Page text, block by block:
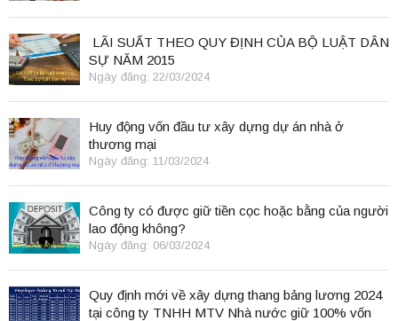
LÃI SUẤT THEO QUY ĐỊNH CỦA BỘ LUẬT DÂN
SỰ NĂM 2015
Ngày đăng: 22/03/2024
Huy động vốn đầu tư xây dựng dự án nhà ở
thương mại
Ngày đăng: 11/03/2024
Công ty có được giữ tiền cọc hoặc bằng của người
lao động không?
Ngày đăng: 06/03/2024
Quy định mới về xây dựng thang bảng lương 2024
tại công ty TNHH MTV Nhà nước giữ 100% vốn